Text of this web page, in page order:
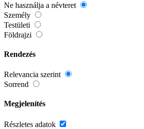
Ne használja a névteret
Személy
Testületi
Földrajzi
Rendezés
Relevancia szerint
Sorrend
Megjelenítés
Részletes adatok